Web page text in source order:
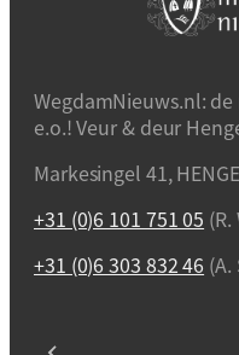
WegdamNieuws.nl:
e.o.! Veur & deur
Markesingel 41,
+31 (0)6 101 751 05
+31 (0)6 303 832 46